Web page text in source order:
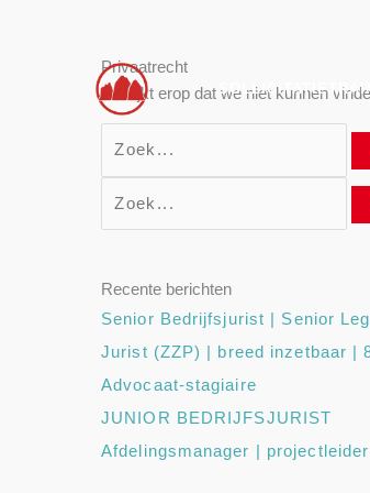
Privaatrecht
Het lijkt erop dat we niet kunnen
Recente berichten
Senior Bedrijfsjurist | Senior
Jurist (ZZP) | breed inzetbaar |
Advocaat-stagiaire
JUNIOR BEDRIJFSJURIST
Afdelingsmanager |